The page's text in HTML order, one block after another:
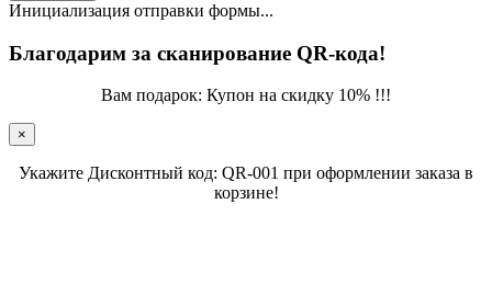
Инициализация отправки формы...
Благодарим за сканирование QR-кода!
Вам подарок: Купон на скидку 10% !!!
×
Укажите Дисконтный код: QR-001 при оформлении заказа в
корзине!